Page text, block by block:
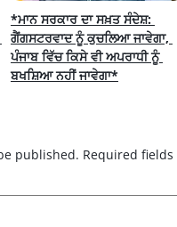
*ਮਾਨ ਸਰਕਾਰ ਦਾ ਸਖ਼ਤ ਸੰਦੇਸ਼:
ਗੈਂਗਸਟਰਵਾਦ ਨੂੰ ਕੁਚਲਿਆ ਜਾਵੇਗਾ,
ਪੰਜਾਬ ਵਿੱਚ ਕਿਸੇ ਵੀ ਅਪਰਾਧੀ ਨੂੰ
ਬਖਸ਼ਿਆ ਨਹੀਂ ਜਾਵੇਗਾ*
published. Required